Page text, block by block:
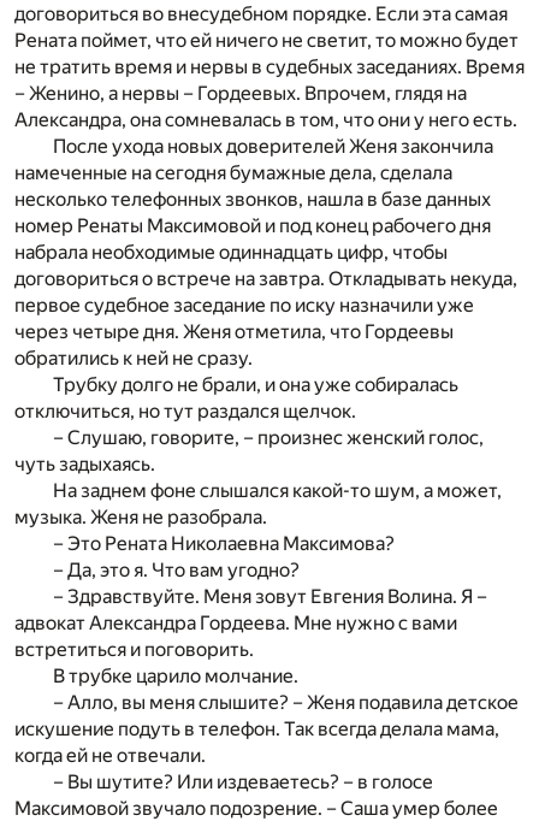
договориться во внесудебном порядке. Если эта самая
Рената поймет, что ей ничего не светит, то можно будет
не тратить время и нервы в судебных заседаниях. Время
– Женино, а нервы – Гордеевых. Впрочем, глядя на
Александра, она сомневалась в том, что они у него есть.
После ухода новых доверителей Женя закончила
намеченные на сегодня бумажные дела, сделала
несколько телефонных звонков, нашла в базе данных
номер Ренаты Максимовой и под конец рабочего дня
набрала необходимые одиннадцать цифр, чтобы
договориться о встрече на завтра. Откладывать некуда,
первое судебное заседание по иску назначили уже
через четыре дня. Женя отметила, что Гордеевы
обратились к ней не сразу.
Трубку долго не брали, и она уже собиралась
отключиться, но тут раздался щелчок.
– Слушаю, говорите, – произнес женский голос,
чуть задыхаясь.
На заднем фоне слышался какой-то шум, а может,
музыка. Женя не разобрала.
– Это Рената Николаевна Максимова?
– Да, это я. Что вам угодно?
– Здравствуйте. Меня зовут Евгения Волина. Я –
адвокат Александра Гордеева. Мне нужно с вами
встретиться и поговорить.
В трубке царило молчание.
– Алло, вы меня слышите? – Женя подавила детское
искушение подуть в телефон. Так всегда делала мама,
когда ей не отвечали.
– Вы шутите? Или издеваетесь? – в голосе
Максимовой звучало подозрение. – Саша умер более